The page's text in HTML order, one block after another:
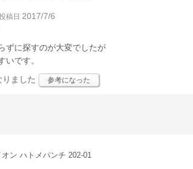
稿日 2017/7/6
ずに探すのが大変でしたが
いです。
ました 参考になった
オン ハトメパンチ 202-01